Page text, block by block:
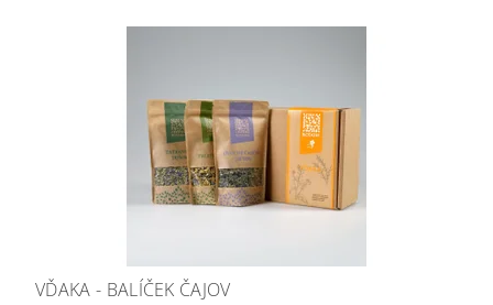
VĎAKA - BALÍČEK ČAJOV